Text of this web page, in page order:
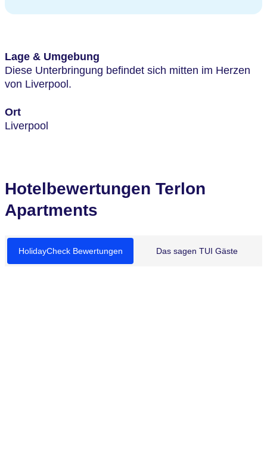
Lage & Umgebung
Diese Unterbringung befindet sich mitten im Herzen
von Liverpool.
Ort
Liverpool
Hotelbewertungen Terlon
Apartments
HolidayCheck Bewertungen Das sagen TUI Gäste